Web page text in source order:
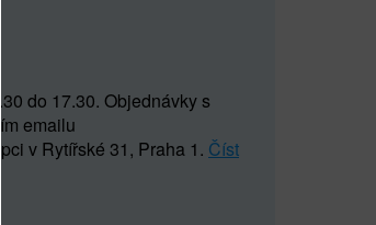
do 17.30. Objednávky s
emailu
v Rytířské 31, Praha 1. Číst